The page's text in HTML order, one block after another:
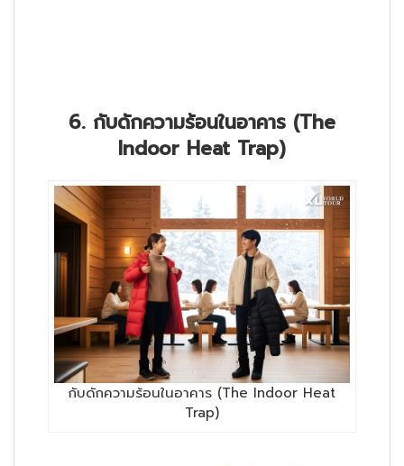
6. กับดักความร้อนในอาคาร (The
Indoor Heat Trap)
กับดักความร้อนในอาคาร (The Indoor Heat
Trap)